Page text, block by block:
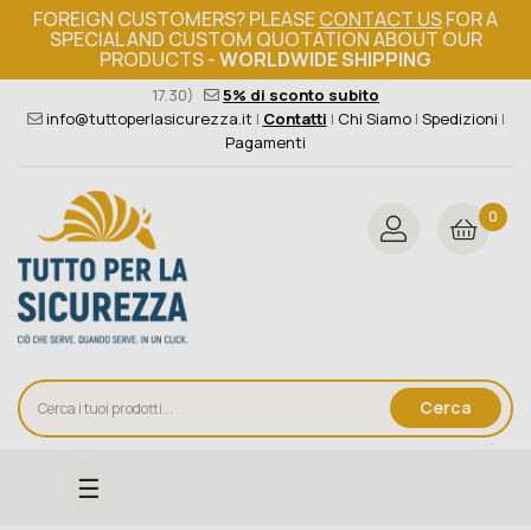
FOREIGN CUSTOMERS? PLEASECONTACT USFOR A
SPECIAL AND CUSTOM QUOTATION ABOUT OUR
PRODUCTS -WORLDWIDE SHIPPING
Ordine minimo 149€+iva 376 004 4000(Lun - Ven / 8.30 -
17.30)
5% di sconto subito
info@tuttoperlasicurezza.it | Contatti | Chi Siamo| Spedizioni |
Pagamenti
Cerca
0
navigazione
☰